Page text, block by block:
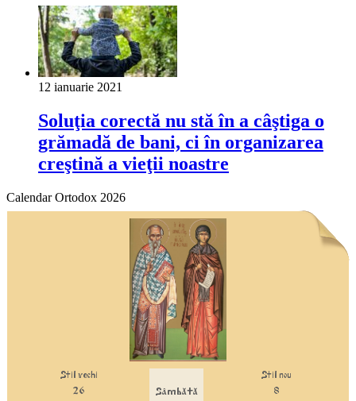
12 ianuarie 2021
Solu­ţia corectă nu stă în a câştiga o
grămadă de bani, ci în organizarea
creştină a vieţii noastre
Calendar Ortodox 2026